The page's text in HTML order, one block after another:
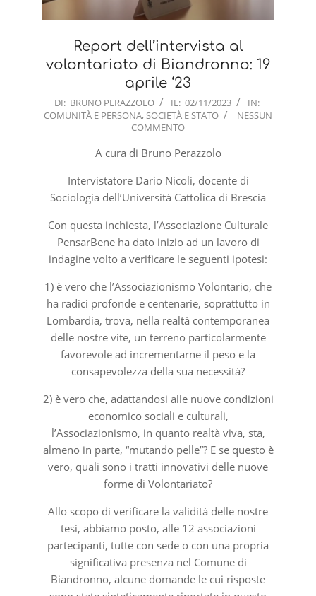
Report dell’intervista al
volontariato di Biandronno: 19
aprile ‘23
2023-
11-
DI: BRUNO PERAZZOLO IL: 02/11/2023
IN:
COMUNITÀ E PERSONA, SOCIETÀ E STATO
NESSUN
COMMENTO
A cura di Bruno Perazzolo
Intervistatore Dario Nicoli, docente di
Sociologia dell’Università Cattolica di Brescia
Con questa inchiesta, l’Associazione Culturale
PensarBene ha dato inizio ad un lavoro di
indagine volto a verificare le seguenti ipotesi:
1) è vero che l’Associazionismo Volontario, che
ha radici profonde e centenarie, soprattutto in
Lombardia, trova, nella realtà contemporanea
delle nostre vite, un terreno particolarmente
favorevole ad incrementarne il peso e la
consapevolezza della sua necessità?
2) è vero che, adattandosi alle nuove condizioni
economico sociali e culturali,
l’Associazionismo, in quanto realtà viva, sta,
almeno in parte, “mutando pelle”? E se questo è
vero, quali sono i tratti innovativi delle nuove
forme di Volontariato?
Allo scopo di verificare la validità delle nostre
tesi, abbiamo posto, alle 12 associazioni
partecipanti, tutte con sede o con una propria
significativa presenza nel Comune di
Biandronno, alcune domande le cui risposte